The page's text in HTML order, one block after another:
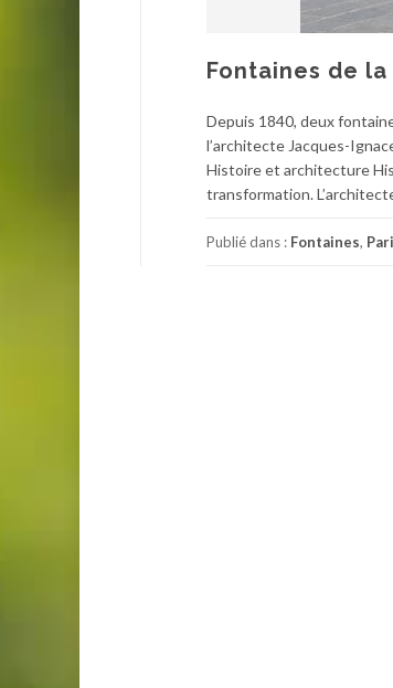
Fontaines de
Depuis 1840, deux
l’architecte Jacques-
Histoire et architecture
transformation.
Publié dans : Fontaines,